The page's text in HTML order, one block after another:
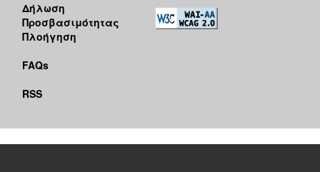
Δήλωση
Προσβασιμότητας
Πλοήγηση
FAQs
RSS